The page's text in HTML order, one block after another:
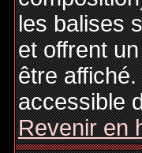
les balises
et offrent
être
accessible
Revenir en